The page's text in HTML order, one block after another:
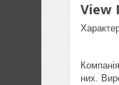
View
Компанія
них.